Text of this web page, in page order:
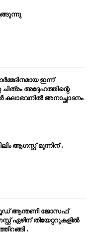
ഇന്ന്
അദ്ദേഹത്തിന്റെ
അനാച്ഛാദനം
ആഗസ്റ്റ് മൂന്നിന് .
ആന്തണി ജോസഫ്
ഏഴിന് തിയേറ്ററുകളിൽ
.